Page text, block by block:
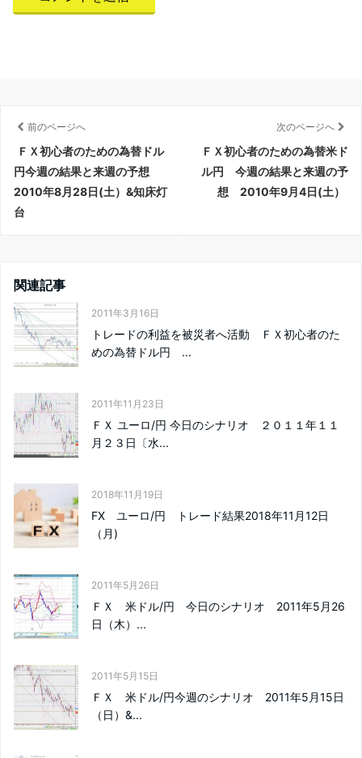
前のページへ
ＦＸ初心者のための為替ドル
円今週の結果と来週の予想
2010年8月28日(土）&知床灯
台
次のページへ
ＦＸ初心者のための為替米ド
ル円 今週の結果と来週の予
想 2010年9月4日(土）
関連記事
2011年3月16日
トレードの利益を被災者へ活動 ＦＸ初心者のた
めの為替ドル円 ...
2011年11月23日
ＦＸ ユーロ/円 今日のシナリオ ２０１１年１１
月２３日〔水...
2018年11月19日
FX ユーロ/円 トレード結果2018年11月12日
（月)
2011年5月26日
ＦＸ 米ドル/円 今日のシナリオ 2011年5月26
日（木）...
2011年5月15日
ＦＸ 米ドル/円今週のシナリオ 2011年5月15日
（日）&...